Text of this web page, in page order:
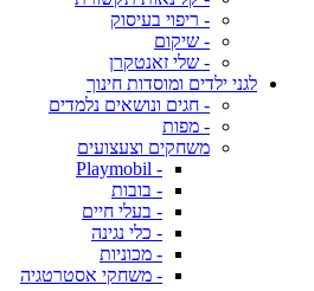
- ריפוי בעיסוק
- שיקום
- שלי זאנטקרן
לגני ילדים ומוסדות חינוך
- חגים ונושאים נלמדים
- מפות
משחקים וצעצועים
- Playmobil
- בובות
- בעלי חיים
- כלי נגינה
- מכוניות
- משחקי אסטרטגיה